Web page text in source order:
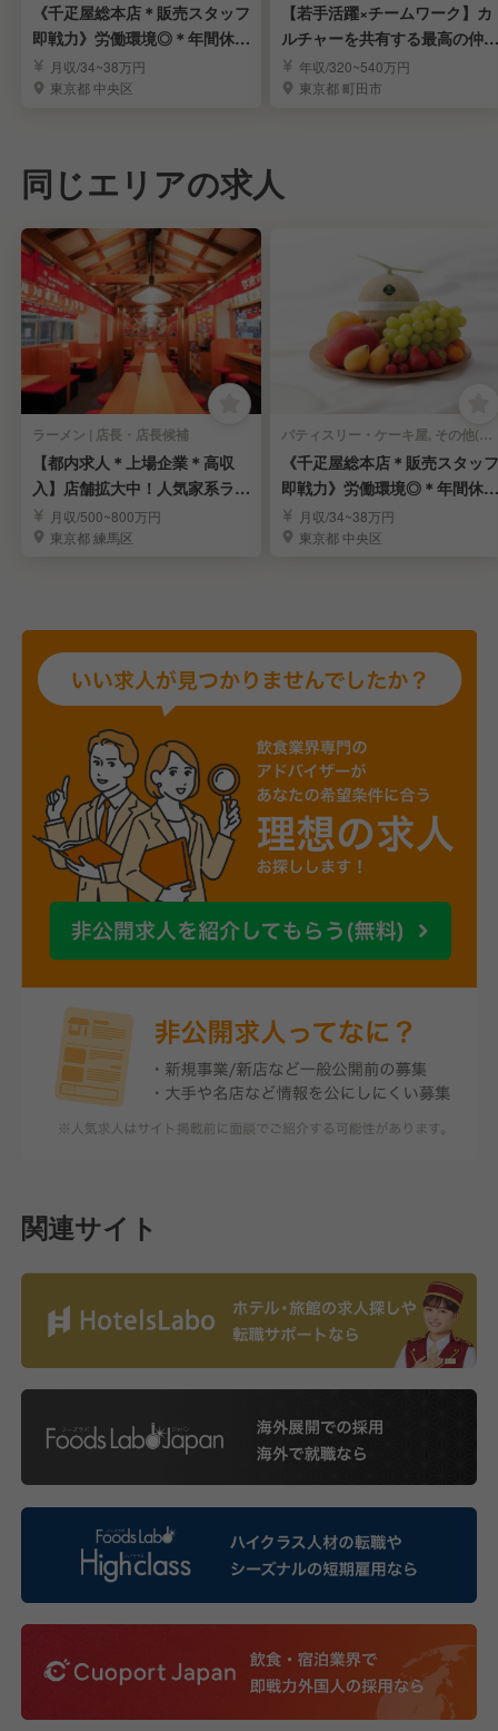
《千疋屋総本店＊販売スタッフ
即戦力》労働環境◎＊年間休1
15日＊賞与年3回
月収/34~38万円
東京都 中央区
【若手活躍×チームワーク】カ
ルチャーを共有する最高の仲間
と店舗経営★
年収/320~540万円
東京都 町田市
同じエリアの求人
ラーメン | 店長・店長候補
【都内求人＊上場企業＊高収
入】店舗拡大中！人気家系ラー
メン「町田商店」
月収/500~800万円
東京都 練馬区
パティスリー・ケーキ屋, その他(料理ジャンル) | 店長・店長候補
《千疋屋総本店＊販売スタッフ
即戦力》労働環境◎＊年間休1
15日＊賞与年3回
月収/34~38万円
東京都 中央区
関連サイト